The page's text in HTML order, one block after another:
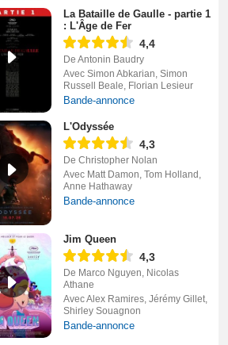
La Bataille de Gaulle - partie 1
: L'Âge de Fer
4,4
De Antonin Baudry
Avec Simon Abkarian, Simon
Russell Beale, Florian Lesieur
Bande-annonce
L'Odyssée
4,3
De Christopher Nolan
Avec Matt Damon, Tom Holland,
Anne Hathaway
Bande-annonce
Jim Queen
4,3
De Marco Nguyen, Nicolas
Athane
Avec Alex Ramires, Jérémy Gillet,
Shirley Souagnon
Bande-annonce